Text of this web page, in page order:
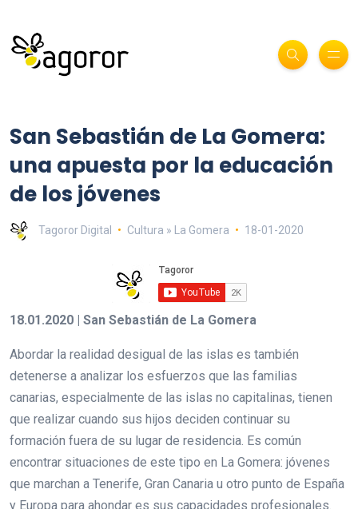
San Sebastián de La Gomera:
una apuesta por la educación
de los jóvenes
Tagoror Digital Cultura » La Gomera 18-01-2020
18.01.2020 | San Sebastián de La Gomera
Abordar la realidad desigual de las islas es también
detenerse a analizar los esfuerzos que las familias
canarias, especialmente de las islas no capitalinas, tienen
que realizar cuando sus hijos deciden continuar su
formación fuera de su lugar de residencia. Es común
encontrar situaciones de este tipo en La Gomera: jóvenes
que marchan a Tenerife, Gran Canaria u otro punto de España
y Europa para ahondar es sus capacidades profesionales.